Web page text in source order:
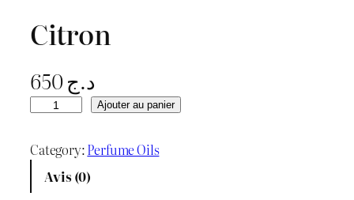
Citron
د.ج650
a
t
Ajouter au panier
Category:Perfume Oils
Avis (0)